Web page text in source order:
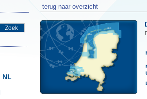
Zoek
NL
terug naar overzicht